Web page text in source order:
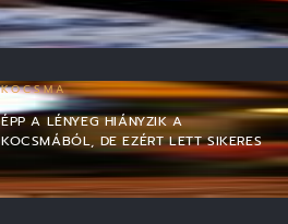
KOCSMA
ÉPP A LÉNYEG HIÁNYZIK A
KOCSMÁBÓL, DE EZÉRT LETT SIKERES